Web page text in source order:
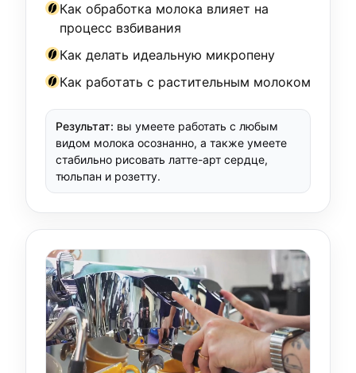
Как обработка молока влияет на
процесс взбивания
Как делать идеальную микропену
Как работать с растительным молоком
Результат: вы умеете работать с любым
видом молока осознанно, а также умеете
стабильно рисовать латте-арт сердце,
тюльпан и розетту.